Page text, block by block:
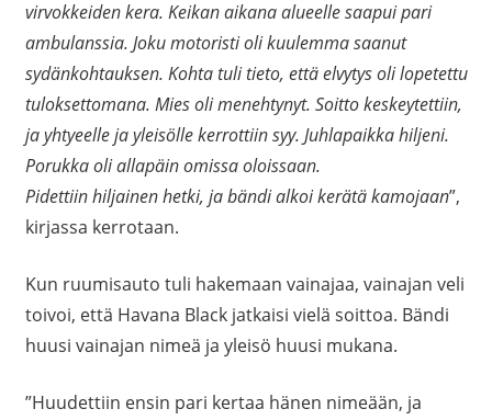
virvokkeiden kera. Keikan aikana alueelle saapui pari
ambulanssia. Joku motoristi oli kuulemma saanut
sydänkohtauksen. Kohta tuli tieto, että elvytys oli lopetettu
tuloksettomana. Mies oli menehtynyt. Soitto keskeytettiin,
ja yhtyeelle ja yleisölle kerrottiin syy. Juhlapaikka hiljeni.
Porukka oli allapäin omissa oloissaan.
Pidettiin hiljainen hetki, ja bändi alkoi kerätä kamojaan”,
kirjassa kerrotaan.
Kun ruumisauto tuli hakemaan vainajaa, vainajan veli
toivoi, että Havana Black jatkaisi vielä soittoa. Bändi
huusi vainajan nimeä ja yleisö huusi mukana.
”Huudettiin ensin pari kertaa hänen nimeään, ja